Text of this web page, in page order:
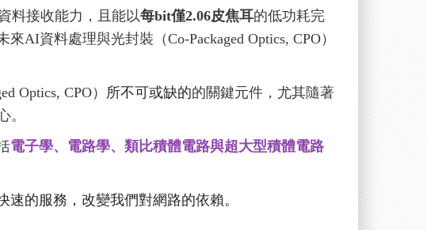
料接收能力，且能以每bit僅2.06皮焦耳的低功耗完
資料處理與光封裝（Co-Packaged Optics, CPO）
Optics, CPO） 所不可或缺的的關鍵元件，尤其隨著
。
電子學、電路學、類比積體電路與超大型積體電路
的服務，改變我們對網路的依賴。